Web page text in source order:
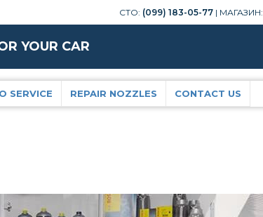
СТО: (099) 183-05-77 | МАГАЗИН:
YOUR CAR
SERVICE REPAIR NOZZLES CONTACT US